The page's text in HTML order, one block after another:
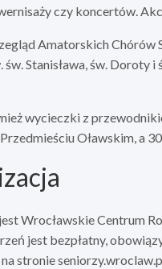
czy koncertów.
Amatorskich
Stanisława, św. Doroty
wycieczki z
Oławskim, a
Wrocławskie Centrum
jest bezpłatny,
stronie